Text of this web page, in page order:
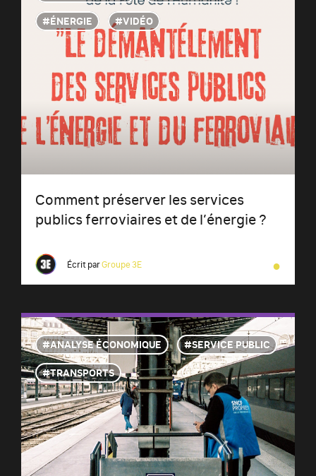
ÉNERGIE
VIDÉO
Comment préserver les services
publics ferroviaires et de l’énergie ?
Écrit parGroupe 3E ●
ANALYSE ÉCONOMIQUE
SERVICE PUBLIC
TRANSPORTS